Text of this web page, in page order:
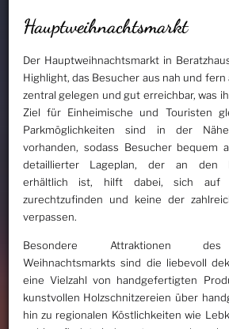
Hauptweihnachtsmarkt
Der Hauptweihnachtsmarkt in
Highlight, das Besucher aus nah und
zentral gelegen und gut erreichbar, was
Ziel für Einheimische und Touristen
Parkmöglichkeiten sind in der
vorhanden, sodass Besucher bequem
detaillierter Lageplan, der an den
erhältlich ist, hilft dabei, sich auf
zurechtzufinden und keine der
verpassen.
Besondere Attraktionen des
Weihnachtsmarkts sind die liebevoll
eine Vielzahl von handgefertigten
kunstvollen Holzschnitzereien über
hin zu regionalen Köstlichkeiten wie